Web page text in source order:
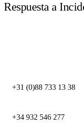
Respuesta a
+31 (0)88 733 13 38
+34 932 546 277